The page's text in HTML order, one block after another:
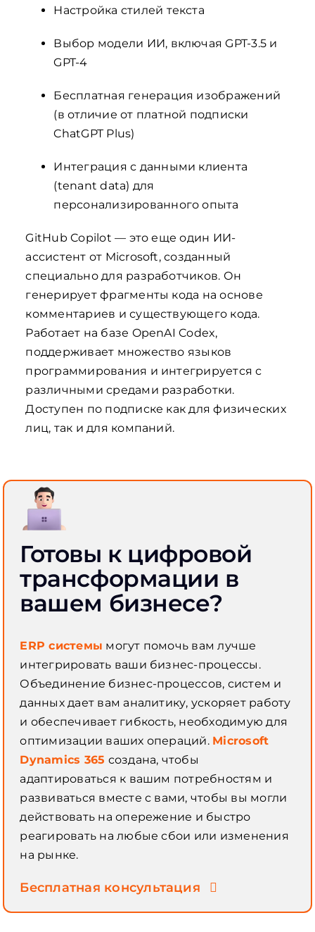
Настройка стилей текста
Выбор модели ИИ, включая GPT-3.5 и
GPT-4
Бесплатная генерация изображений
(в отличие от платной подписки
ChatGPT Plus)
Интеграция с данными клиента
(tenant data) для
персонализированного опыта
GitHub Copilot — это еще один ИИ-
ассистент от Microsoft, созданный
специально для разработчиков. Он
генерирует фрагменты кода на основе
комментариев и существующего кода.
Работает на базе OpenAI Codex,
поддерживает множество языков
программирования и интегрируется с
различными средами разработки.
Доступен по подписке как для физических
лиц, так и для компаний.
Готовы к цифровой
трансформации в
вашем бизнесе?
ERP системы могут помочь вам лучше
интегрировать ваши бизнес-процессы.
Объединение бизнес-процессов, систем и
данных дает вам аналитику, ускоряет работу
и обеспечивает гибкость, необходимую для
оптимизации ваших операций. Microsoft
Dynamics 365 создана, чтобы
адаптироваться к вашим потребностям и
развиваться вместе с вами, чтобы вы могли
действовать на опережение и быстро
реагировать на любые сбои или изменения
на рынке.
Бесплатная консультация